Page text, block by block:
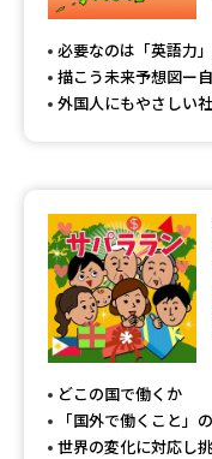
大学
大学で学べる内容や
データサイエンス特集
デジタルパンフレット
新学年スタート号特集ページ
（高3生用）
SELFBRAND特集ページ
必要なのは「英語力
描こう未来予想図ー
外国人にもやさしい
どこの国で働くか
「国外で働くこと」
世界の変化に対応し